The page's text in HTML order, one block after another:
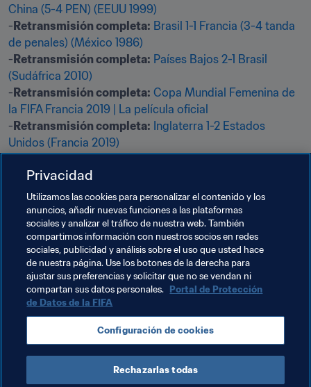
China (5-4 PEN) (EEUU 1999)
- Retransmisión completa: Brasil 1-1 Francia (3-4 tanda
de penales) (México 1986)
- Retransmisión completa: Países Bajos 2-1 Brasil
(Sudáfrica 2010)
- Retransmisión completa: Copa Mundial Femenina de
la FIFA Francia 2019 | La película oficial
- Retransmisión completa: Inglaterra 1-2 Estados
Unidos (Francia 2019)
(Brasil 2014)
Retransmisión completa: Copa Mundial de la FIFA
2018 | La película oficial
Temas relacionados
Competiciones Brazil Argentina
Alemania Netherlands Bélgica Japan
France
Privacidad
Utilizamos las cookies para personalizar el contenido y los
anuncios, añadir nuevas funciones a las plataformas
sociales y analizar el tráfico de nuestra web. También
compartimos información con nuestros socios en redes
sociales, publicidad y análisis sobre el uso que usted hace
de nuestra página. Use los botones de la derecha para
ajustar sus preferencias y solicitar que no se vendan ni
compartan sus datos personales. Portal de Protección
de Datos de la FIFA
Configuración de cookies
Rechazarlas todas